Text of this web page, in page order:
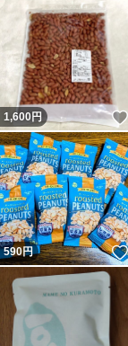
1,600円
590円